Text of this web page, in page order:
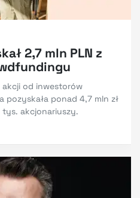
2,7 mln PLN z
akcji od inwestorów
pozyskała ponad 4,7 mln zł
tys. akcjonariuszy.